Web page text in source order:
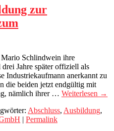
zur
Schlindwein ihre
Jahre später offiziell als
Industriekaufmann anerkannt zu
die beiden jetzt endgültig mit
nämlich ihrer … Weiterlesen →
Abschluss, Ausbildung,
| Permalink